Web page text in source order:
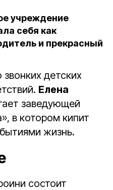
учреждение
себя как
и прекрасный
детских
Елена
заведующей
в котором кипит
жизнь.
состоит